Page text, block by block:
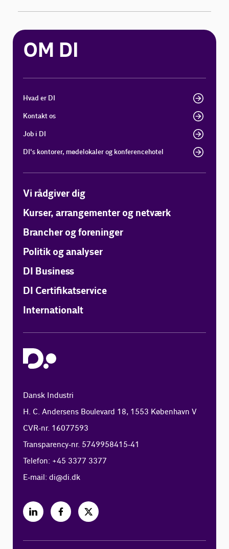
OM DI
Hvad er DI
Kontakt os
Job i DI
DI's kontorer, mødelokaler og konferencehotel
Vi rådgiver dig
Kurser, arrangementer og netværk
Brancher og foreninger
Politik og analyser
DI Business
DI Certifikatservice
Internationalt
Dansk Industri
H. C. Andersens Boulevard 18, 1553 København V
CVR-nr. 16077593
Transparency-nr. 5749958415-41
Telefon: +45 3377 3377
E-mail:di@di.dk